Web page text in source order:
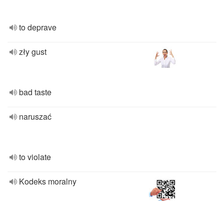
to deprave
zły gust
bad taste
naruszać
to violate
Kodeks moralny